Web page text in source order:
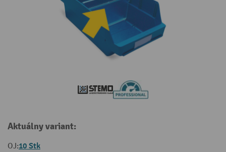
Aktuálny variant:
OJ:10 Stk